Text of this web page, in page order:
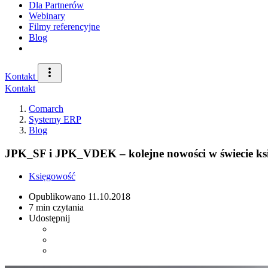
Dla Partnerów
Webinary
Filmy referencyjne
Blog
Kontakt
Kontakt
Comarch
Systemy ERP
Blog
JPK_SF i JPK_VDEK – kolejne nowości w świecie
Księgowość
Opublikowano 11.10.2018
7 min czytania
Udostępnij